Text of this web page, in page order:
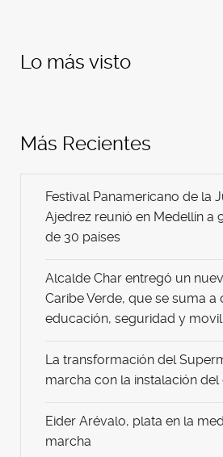
Lo más visto
Más Recientes
Festival Panamericano de la
Ajedrez reunió en Medellín a
de 30 países
Alcalde Char entregó un
Caribe Verde, que se suma a
educación, seguridad y
La transformación del
marcha con la instalación
Eider Arévalo, plata en la
marcha